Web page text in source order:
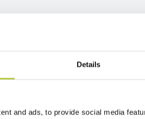
Details
and ads, to provide social media